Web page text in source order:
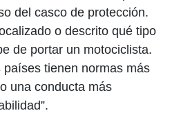
del casco de protección.
o descrito qué tipo
de portar un motociclista.
tienen normas más
una conducta más